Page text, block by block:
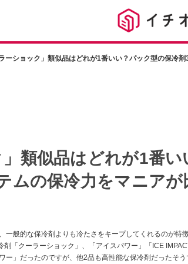
ラーショック」類似品はどれが1番いい？パック型の保冷
」類似品はどれが1番い
ムの保冷力をマニアが
一般的な保冷剤よりも冷たさをキープしてくれるのが特
「クーラーショック」、「アイスパワー」「ICE
」だったのですが、他2品も高性能な保冷剤だったそう